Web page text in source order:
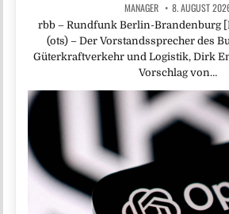
MANAGER 8. AUGUST
rbb – Rundfunk Berlin-Brandenburg
(ots) – Der Vorstandssprecher des
Güterkraftverkehr und Logistik, Dirk
Vorschlag von…